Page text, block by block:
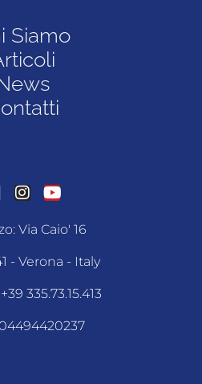
Siamo
Via Caio' 16
- Verona - Italy
335.73.15.413
04494420237